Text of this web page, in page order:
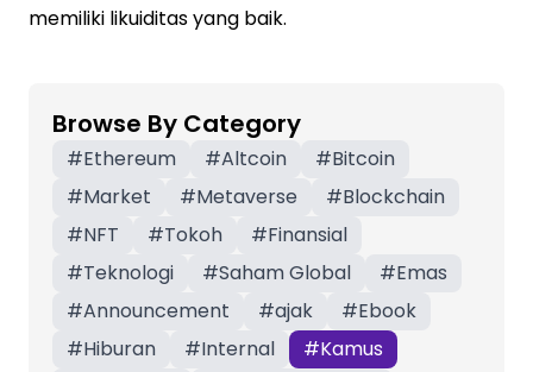
memiliki likuiditas yang baik.
Browse By Category
#Ethereum #Altcoin #Bitcoin
#Market #Metaverse #Blockchain
#NFT #Tokoh #Finansial
#Teknologi #Saham Global #Emas
#Announcement #ajak #Ebook
#Hiburan #Internal #Kamus